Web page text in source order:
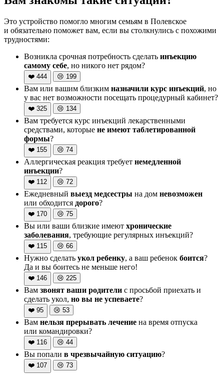
Это устройство помогло многим семьям в Полевское
и обязательно поможет вам, если вы столкнулись с похожими
трудностями:
Возникла срочная потребность сделать инъекцию
самому себе, но никого нет рядом?
❤️ 444 😢 199
Вам или вашим близким назначили курс инъекций, но
у вас нет возможности посещать процедурный кабинет?
❤️ 325 😢 134
Вам требуется курс инъекций лекарственными
средствами, которые не имеют таблетированной
формы?
❤️ 155 😢 74
Аллергическая реакция требует немедленной
инъекции?
❤️ 112 😢 72
Ежедневный выезд медсестры на дом невозможен
или обходится дорого?
❤️ 170 😢 75
Вы или ваши близкие имеют хронические
заболевания, требующие регулярных инъекций?
❤️ 115 😢 66
Нужно сделать укол ребенку, а ваш ребенок боится?
Да и вы боитесь не меньше него!
❤️ 146 😢 225
Вам звонят ваши родители с просьбой приехать и
сделать укол, но вы не успеваете?
❤️ 95 😢 53
Вам нельзя прерывать лечение на время отпуска
или командировки?
❤️ 116 😢 44
Вы попали в чрезвычайную ситуацию?
❤️ 107 😢 73